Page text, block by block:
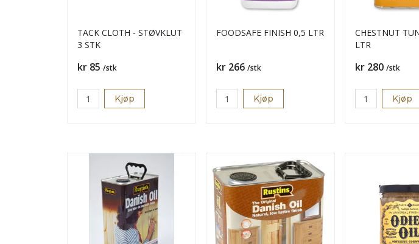
TACK CLOTH - STØVKLUT
3 STK
Pris
kr 85 /stk
Kjøp
FOODSAFE FINISH 0,5 LTR
Pris
kr 266 /stk
Kjøp
CHESTNUT
LTR
Pris
kr 280 /stk
Kjøp